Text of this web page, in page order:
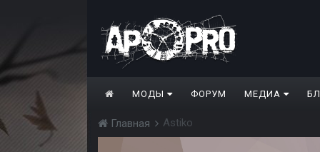
МОДЫ ФОРУМ МЕДИА
Главная Astiko